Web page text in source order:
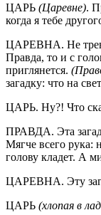
ЦАРЬ (Царевне).
когда я тебе
ЦАРЕВНА. Не
Правда, то и с
приглянется.
загадку: что на
ЦАРЬ. Ну?! Что
ПРАВДА. Эта
Мягче всего рука:
голову кладет. А
ЦАРЕВНА. Эту
ЦАРЬ (хлопая в